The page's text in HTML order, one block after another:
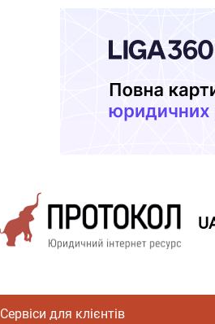
Сервіси для клієнтів